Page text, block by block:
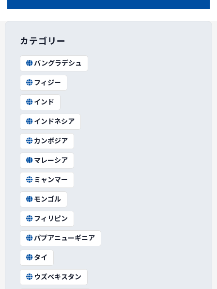
カテゴリー
バングラデシュ
フィジー
インド
インドネシア
カンボジア
マレーシア
ミャンマー
モンゴル
フィリピン
パプアニューギニア
タイ
ウズベキスタン